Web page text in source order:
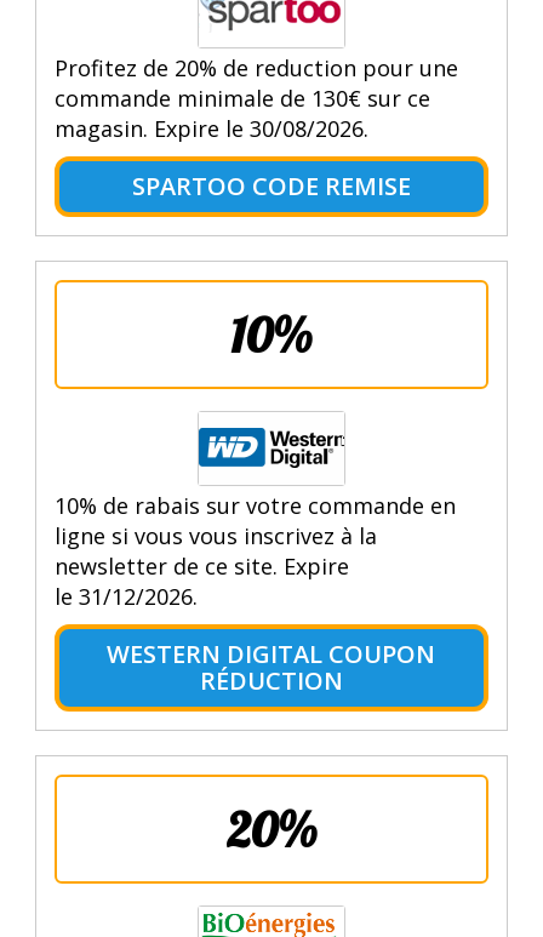
Profitez de 20% de reduction pour une
commande minimale de 130€ sur ce
magasin. Expire le 30/08/2026.
SPARTOO CODE REMISE
10%
10% de rabais sur votre commande en
ligne si vous vous inscrivez à la
newsletter de ce site. Expire
le 31/12/2026.
WESTERN DIGITAL COUPON
RÉDUCTION
20%